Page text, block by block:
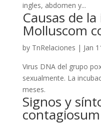
ingles, abdomen y...
Causas de
Molluscom
by TnRelaciones | Jan
Virus DNA del grupo
sexualmente. La
meses.
Signos y
contagiosum